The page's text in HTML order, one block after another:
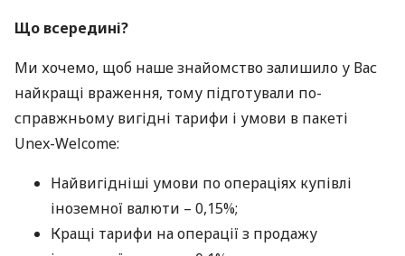
Що всередині?
Ми хочемо, щоб наше знайомство залишило у Вас
найкращі враження, тому підготували по-
справжньому вигідні тарифи і умови в пакеті
Unex-Welcome:
Найвигідніші умови по операціях купівлі
іноземної валюти – 0,15%;
Кращі тарифи на операції з продажу